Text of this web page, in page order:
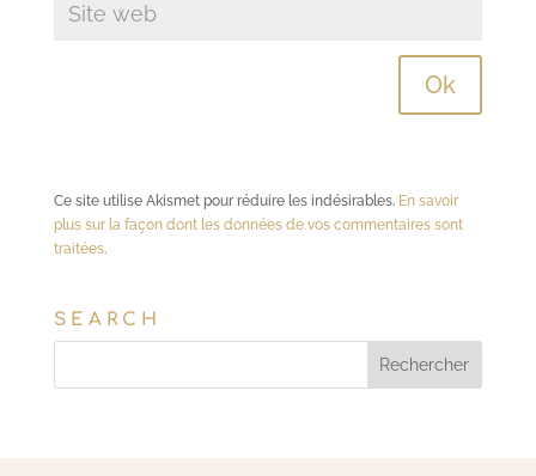
Ce site utilise Akismet pour réduire les indésirables. En savoir
plus sur la façon dont les données de vos commentaires sont
traitées.
SEARCH